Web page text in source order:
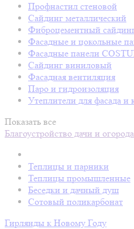
Профнастил стеновой
Сайдинг металлический
Фиброцементный
Фасадные и цокольные
Фасадные панели
Сайдинг виниловый
Фасадная вентиляция
Паро и гидроизоляция
Утеплители для фасада и
Показать все
Благоустройство дачи и огорода
Теплицы и парники
Теплицы промышленные
Беседки и дачный душ
Сотовый поликарбонат
Гирлянды к Новому Году